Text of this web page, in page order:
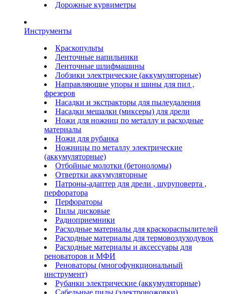
Дорожные курвиметры
Инструменты
Краскопульты
Ленточные напильники
Ленточные шлифмашины
Лобзики электрические (аккумуляторные)
Направляющие упоры и шины для пил ,
фрезеров
Насадки и экстракторы для пылеудаления
Насадки мешалки (миксеры) для дрели
Ножи для ножниц по металлу и расходные
материалы
Ножи для рубанка
Ножницы по металлу электрические
(аккумуляторные)
Отбойные молотки (бетоноломы)
Отвертки аккумуляторные
Патроны-адаптер для дрели , шуруповерта ,
перфоратора
Перфораторы
Пилы дисковые
Радиоприемники
Расходные материалы для краскораспылителей
Расходные материалы для термовоздуходувок
Расходные материалы и аксессуары для
реноваторов и МФИ
Реноваторы (многофункциональный
инструмент)
Рубанки электрические (аккумуляторные)
Сабельные пилы (электроножовки)